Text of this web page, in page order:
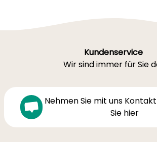
Kundenservice
Wir sind immer für Sie
Nehmen Sie mit uns
Sie hier